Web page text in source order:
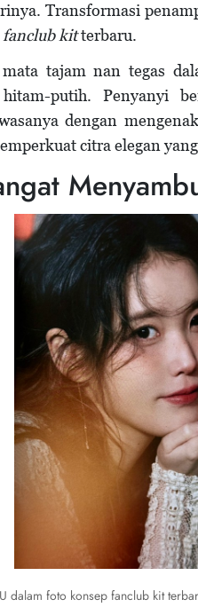
Transformasi
fanclub kitterbaru.
tajam nan tegas
putih. Penyanyi
dengan
citra elegan
dalam foto konsep fanclub kit